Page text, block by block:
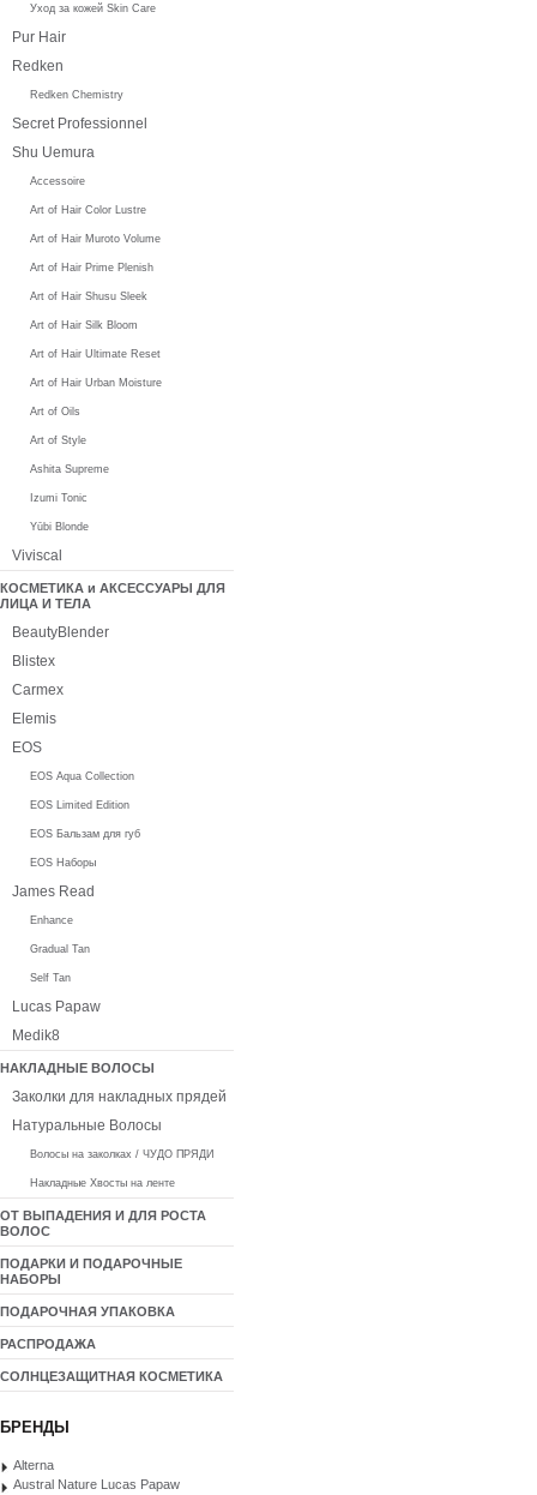
Уход за кожей Skin Care
Pur Hair
Redken
Redken Chemistry
Secret Professionnel
Shu Uemura
Accessoire
Art of Hair Color Lustre
Art of Hair Muroto Volume
Art of Hair Prime Plenish
Art of Hair Shusu Sleek
Art of Hair Silk Bloom
Art of Hair Ultimate Reset
Art of Hair Urban Moisture
Art of Oils
Art of Style
Ashita Supreme
Izumi Tonic
Yūbi Blonde
Viviscal
КОСМЕТИКА и АКСЕССУАРЫ ДЛЯ
ЛИЦА И ТЕЛА
BeautyBlender
Blistex
Carmex
Elemis
EOS
EOS Aqua Collection
EOS Limited Edition
EOS Бальзам для губ
EOS Наборы
James Read
Enhance
Gradual Tan
Self Tan
Lucas Papaw
Medik8
НАКЛАДНЫЕ ВОЛОСЫ
Заколки для накладных прядей
Натуральные Волосы
Волосы на заколках / ЧУДО ПРЯДИ
Накладные Хвосты на ленте
ОТ ВЫПАДЕНИЯ И ДЛЯ РОСТА
ВОЛОС
ПОДАРКИ И ПОДАРОЧНЫЕ
НАБОРЫ
ПОДАРОЧНАЯ УПАКОВКА
РАСПРОДАЖА
СОЛНЦЕЗАЩИТНАЯ КОСМЕТИКА
БРЕНДЫ
Alterna
Austral Nature Lucas Papaw